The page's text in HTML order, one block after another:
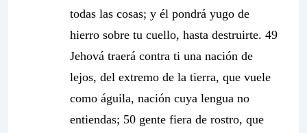
todas las cosas; y él pondrá yugo de
hierro sobre tu cuello, hasta destruirte. 49
Jehová traerá contra ti una nación de
lejos, del extremo de la tierra, que vuele
como águila, nación cuya lengua no
entiendas; 50 gente fiera de rostro, que